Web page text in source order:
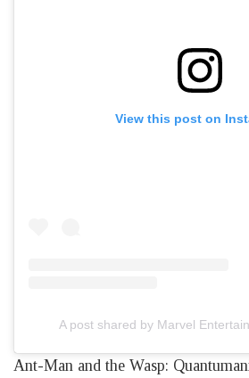
View this post on
A post shared by Marvel
Ant-Man and the Wasp: